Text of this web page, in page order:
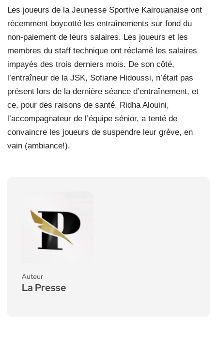
Les joueurs de la Jeunesse Sportive Kairouanaise ont
récemment boycotté les entraînements sur fond du
non-paiement de leurs salaires. Les joueurs et les
membres du staff technique ont réclamé les salaires
impayés des trois derniers mois. De son côté,
l’entraîneur de la JSK, Sofiane Hidoussi, n’était pas
présent lors de la dernière séance d’entraînement, et
ce, pour des raisons de santé. Ridha Alouini,
l’accompagnateur de l’équipe sénior, a tenté de
convaincre les joueurs de suspendre leur grève, en
vain (ambiance!).
Auteur
La Presse